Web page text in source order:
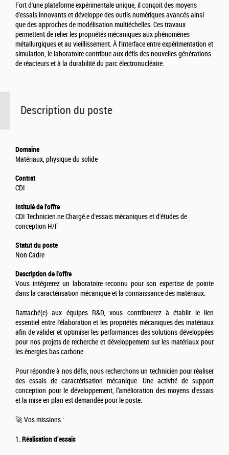
Description du poste
Domaine
Matériaux, physique du solide
Contrat
CDI
Intitulé de l'offre
CDI Technicien.ne Chargé.e d'essais mécaniques et d'études de
conception H/F
Statut du poste
Non Cadre
Description de l'offre
Vous intégrerez un laboratoire reconnu pour son expertise de pointe
dans la caractérisation mécanique et la connaissance des matériaux.
Rattaché(e) aux équipes R&D, vous contribuerez à établir le lien
essentiel entre l'élaboration et les propriétés mécaniques des matériaux
afin de valider et optimiser les performances des solutions développées
pour nos projets de recherche et développement sur les matériaux pour
les énergies bas carbone.
Pour répondre à nos défis, nous recherchons un technicien pour réaliser
des essais de caractérisation mécanique. Une activité de support
conception pour le développement, l’amélioration des moyens d’essais
et la mise en plan est demandée pour le poste.
🚀 Vos missions :
1.Réalisation d’essais
Fort d'une plateforme expérimentale unique, il conçoit des moyens
d'essais innovants et développe des outils numériques avancés ainsi
que des approches de modélisation multiéchelles. Ces travaux
permettent de relier les propriétés mécaniques aux phénomènes
métallurgiques et au vieillissement. À l'interface entre expérimentation et
simulation, le laboratoire contribue aux défis des nouvelles générations
de réacteurs et à la durabilité du parc électronucléaire.